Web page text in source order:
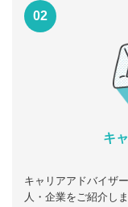
02
キ
キャリアアドバイザ
人・企業をご紹介しま